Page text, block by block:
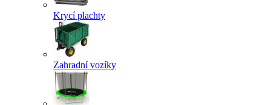
Krycí plachty
Zahradní vozíky